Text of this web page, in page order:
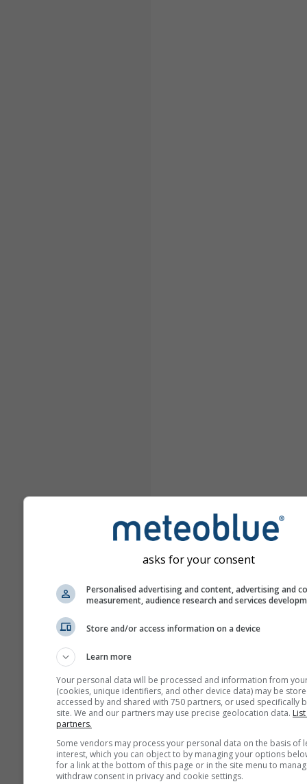
asks for your consent
Personalised advertising and content, advertising and
measurement, audience research and services
Store and/or access information on a device
Learn more
Your personal data will be processed and information from
(cookies, unique identifiers, and other device data) may be
accessed by and shared with 750 partners, or used specifically
site. We and our partners may use precise geolocation data.
partners.
Some vendors may process your personal data on the basis of
interest, which you can object to by managing your options
for a link at the bottom of this page or in the site menu to
withdraw consent in privacy and cookie settings.